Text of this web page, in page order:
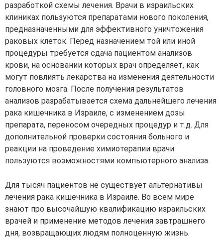
разработкой схемы лечения. Врачи в израильских
клиниках пользуются препаратами нового поколения,
предназначенными для эффективного уничтожения
раковых клеток. Перед назначением той или иной
процедуры требуется сдача пациентом анализов
крови, на основании которых врач определяет, как
могут повлиять лекарства на изменения деятельности
головного мозга. После получения результатов
анализов разрабатывается схема дальнейшего лечения
рака кишечника в Израиле, с изменением дозы
препарата, переносом очередных процедур и т.д. Для
дополнительной проверки состояния больного и
реакции на проведение химиотерапии врачи
пользуются возможностями компьютерного анализа.
Для тысяч пациентов не существует альтернативы
лечения рака кишечника в Израиле. Во всем мире
знают про высочайшую квалификацию израильских
врачей и применение методов лечения завтрашнего
дня, возвращающих людям полноценную жизнь.